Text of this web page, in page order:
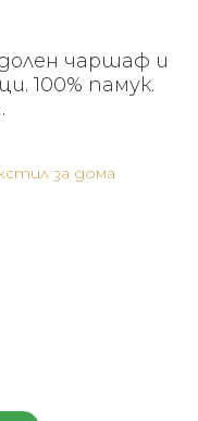
чаршаф и
100% памук.
за дома